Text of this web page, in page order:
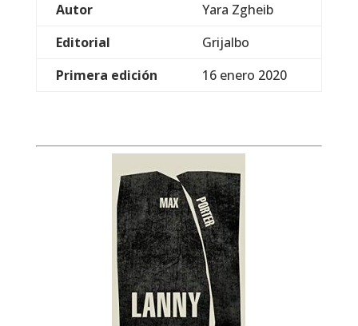
Autor
Yara Zgheib
Editorial
Grijalbo
Primera edición
16 enero 2020